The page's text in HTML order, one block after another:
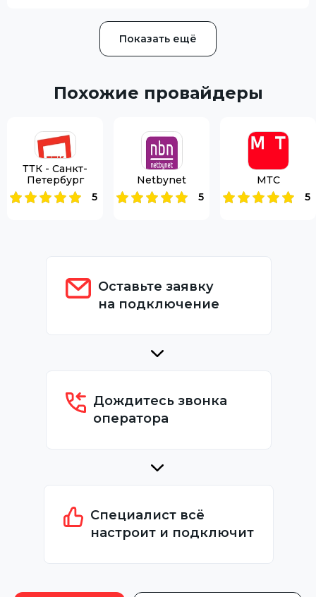
Показать ещё
Похожие провайдеры
ТТК - Санкт-
Петербург
5
Netbynet
5
МТС
5
Оставьте заявку
на подключение
Дождитесь звонка
оператора
Специалист всё
настроит и подключит